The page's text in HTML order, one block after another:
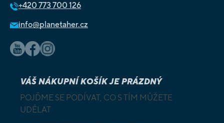
+420 773 700 126
info@planetaher.cz
VÁŠ NÁKUPNÍ KOŠÍK JE PRÁZDNÝ
POJĎME SE PODÍVAT, CO S TÍM MŮŽETE
UDĚLAT